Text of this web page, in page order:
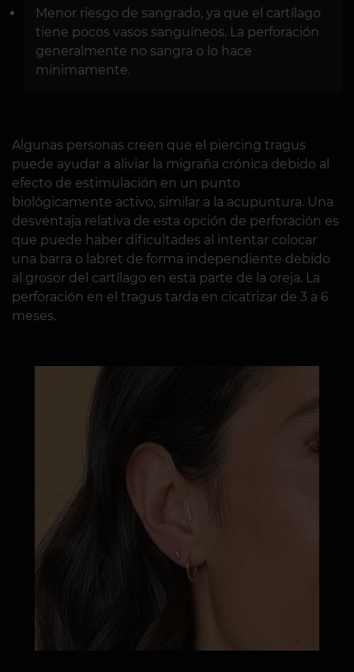
Menor riesgo de sangrado, ya que el cartílago
tiene pocos vasos sanguíneos. La perforación
generalmente no sangra o lo hace
mínimamente.
Algunas personas creen que el piercing tragus
puede ayudar a aliviar la migraña crónica debido al
efecto de estimulación en un punto
biológicamente activo, similar a la acupuntura. Una
desventaja relativa de esta opción de perforación es
que puede haber dificultades al intentar colocar
una barra o labret de forma independiente debido
al grosor del cartílago en esta parte de la oreja. La
perforación en el tragus tarda en cicatrizar de 3 a 6
meses.